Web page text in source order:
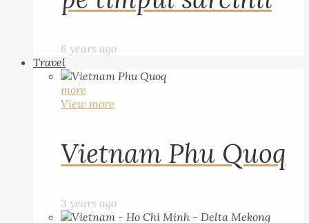
6 years ago
Travel
more
View more
Vietnam Phu Quoq
3 years ago